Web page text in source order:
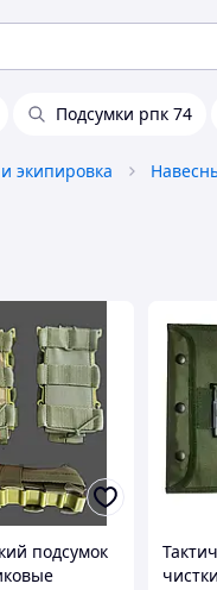
Подсумки рпк 74
экипировка
подсумок